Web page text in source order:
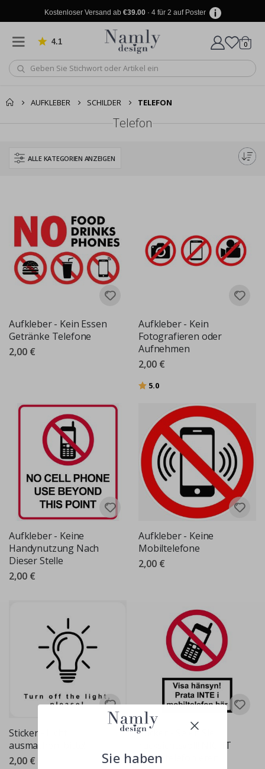
Kostenloser Versand ab €39.00· 4 für 2 auf Poster
4.1 von 1030 Bewertungen
Wagen
0
AUFKLEBER SCHILDER TELEFON
Telefon
ALLE KATEGORIEN ANZEIGEN
Aufkleber - Kein Essen
Getränke Telefone
2,00 €
Aufkleber - Kein
Fotografieren oder
Aufnehmen
2,00 €
Bewertung:
5.0
Aufkleber - Keine
Handynutzung Nach
Dieser Stelle
2,00 €
Aufkleber - Keine
Mobiltelefone
2,00 €
Sticker - Licht
ausmachen, bitte!
2,00 €
Sticker - Seien Sie
rücksichtsvoll! NICHT
mobil telefonieren
Sie haben